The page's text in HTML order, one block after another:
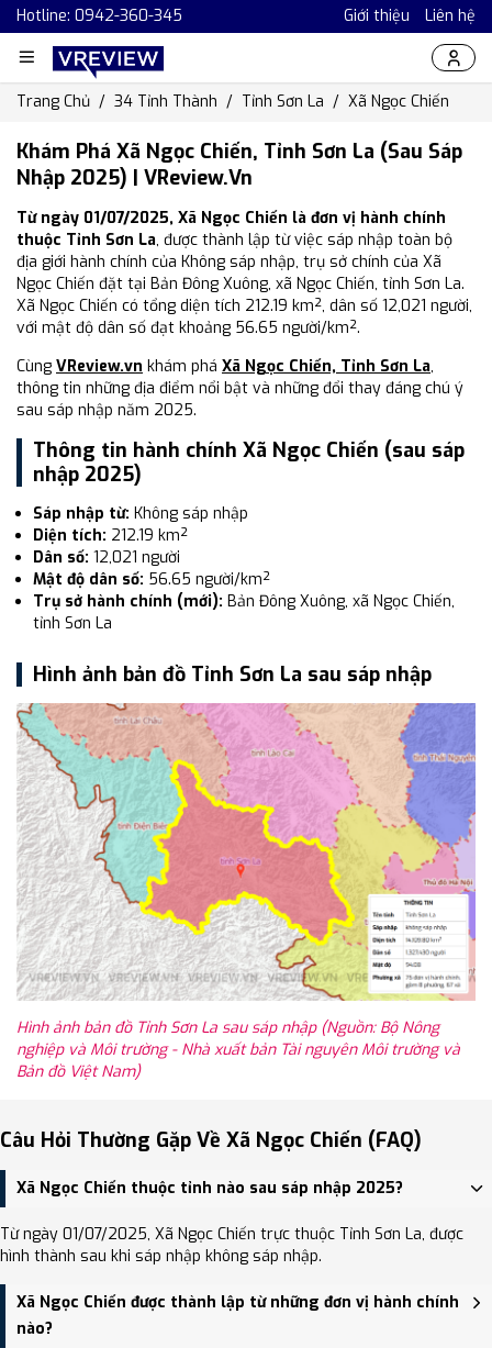
Hotline: 0942-360-345 Giới thiệu Liên hệ
Trang Chủ 34 Tỉnh Thành Tỉnh Sơn La Xã Ngọc Chiến
Khám Phá Xã Ngọc Chiến, Tỉnh Sơn La (Sau Sáp
Nhập 2025) | VReview.vn
Từ ngày 01/07/2025, Xã Ngọc Chiến là đơn vị hành chính
thuộc Tỉnh Sơn La, được thành lập từ việc sáp nhập toàn bộ
địa giới hành chính của Không sáp nhập, trụ sở chính của Xã
Ngọc Chiến đặt tại Bản Đông Xuông, xã Ngọc Chiến, tỉnh Sơn La.
Xã Ngọc Chiến có tổng diện tích 212.19 km², dân số 12,021 người,
với mật độ dân số đạt khoảng 56.65 người/km².
Cùng VReview.vn khám phá Xã Ngọc Chiến, Tỉnh Sơn La,
thông tin những địa điểm nổi bật và những đổi thay đáng chú ý
sau sáp nhập năm 2025.
Thông tin hành chính Xã Ngọc Chiến (sau sáp
nhập 2025)
Sáp nhập từ: Không sáp nhập
Diện tích: 212.19 km²
Dân số: 12,021 người
Mật độ dân số: 56.65 người/km²
Trụ sở hành chính (mới): Bản Đông Xuông, xã Ngọc Chiến,
tỉnh Sơn La
Hình ảnh bản đồ Tỉnh Sơn La sau sáp nhập
Hình ảnh bản đồ Tỉnh Sơn La sau sáp nhập (Nguồn: Bộ Nông
nghiệp và Môi trường - Nhà xuất bản Tài nguyên Môi trường và
Bản đồ Việt Nam)
Câu Hỏi Thường Gặp Về Xã Ngọc Chiến (FAQ)
Xã Ngọc Chiến thuộc tỉnh nào sau sáp nhập 2025?
Từ ngày 01/07/2025, Xã Ngọc Chiến trực thuộc Tỉnh Sơn La, được
hình thành sau khi sáp nhập không sáp nhập.
Xã Ngọc Chiến được thành lập từ những đơn vị hành chính
nào?